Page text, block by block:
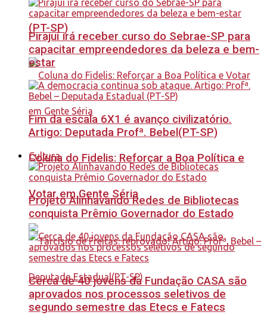
(PT-SP)
Coluna do Fidelis: Reforçar a Boa Política e
Votar em Gente Séria
Pirajuí irá receber curso do Sebrae-SP para
capacitar empreendedores da beleza e bem-
estar
Fim da escala 6X1 é avanço civilizatório.
Artigo: Deputada Profª. Bebel(PT-SP)
Cultura
Projeto Alinhavando Redes de Bibliotecas
conquista Prêmio Governador do Estado
Cerca de 40 jovens da Fundação CASA são
aprovados nos processos seletivos de
segundo semestre das Etecs e Fatecs